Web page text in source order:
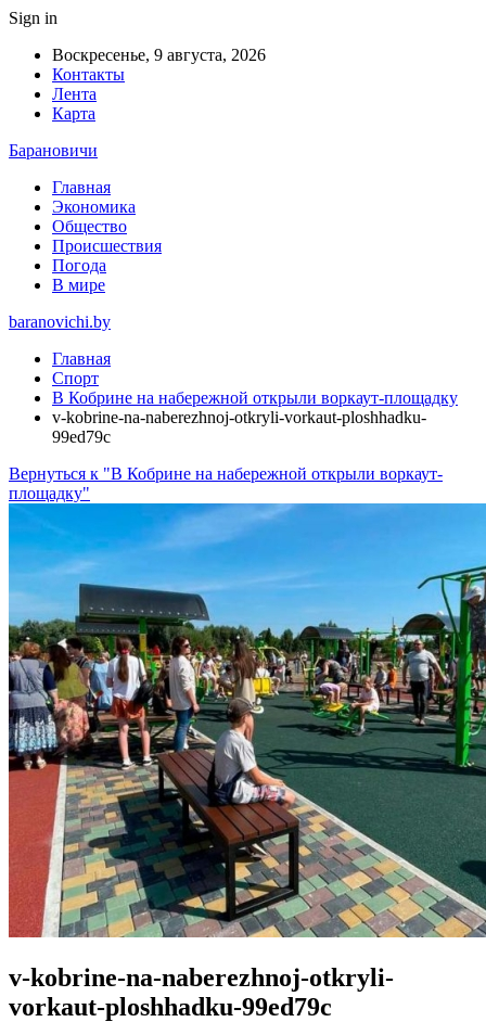
Sign in
Воскресенье, 9 августа, 2026
Контакты
Лента
Карта
Барановичи
Главная
Экономика
Общество
Происшествия
Погода
В мире
baranovichi.by
Главная
Спорт
В Кобрине на набережной открыли воркаут-площадку
v-kobrine-na-naberezhnoj-otkryli-vorkaut-ploshhadku-
99ed79c
Вернуться к "В Кобрине на набережной открыли воркаут-
площадку"
v-kobrine-na-naberezhnoj-otkryli-
vorkaut-ploshhadku-99ed79c